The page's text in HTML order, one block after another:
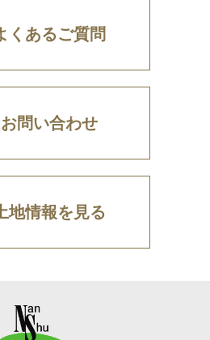
くあるご質問
お問い合わせ
地情報を見る